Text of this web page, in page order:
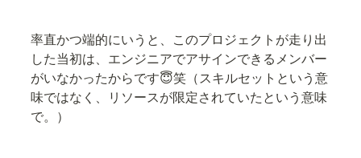
率直かつ端的にいうと、このプロジェクトが走り出
した当初は、エンジニアでアサインできるメンバー
がいなかったからです😇笑（スキルセットという意
味ではなく、リソースが限定されていたという意味
で。）